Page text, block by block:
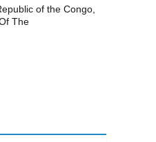
of the Congo,
The